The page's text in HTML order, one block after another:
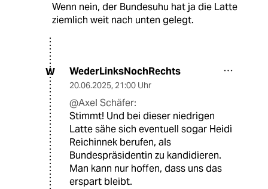
Wenn nein, der Bundesuhu hat ja die Latte
ziemlich weit nach unten gelegt.
W WederLinksNochRechts
20.06.2025, 21:00 Uhr
@Axel Schäfer:
Stimmt! Und bei dieser niedrigen
Latte sähe sich eventuell sogar Heidi
Reichinnek berufen, als
Bundespräsidentin zu kandidieren.
Man kann nur hoffen, dass uns das
erspart bleibt.